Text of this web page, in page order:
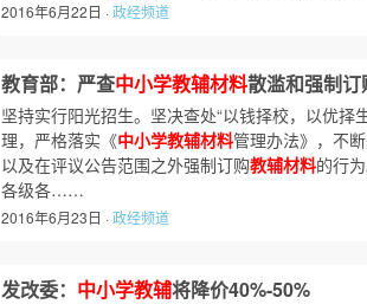
2016年6月22日 ·政经频道
教育部：严查中小学教辅材料散滥和强制订
坚持实行阳光招生。坚决查处“以钱择校，以优择
理，严格落实《中小学教辅材料管理办法》，不
以及在评议公告范围之外强制订购教辅材料的行
各级各……
2016年6月23日 ·政经频道
发改委： 中小学教辅将降价40%-50%